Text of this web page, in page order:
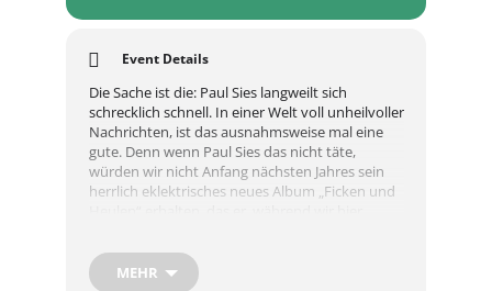
Event Details
Die Sache ist die: Paul Sies langweilt sich
schrecklich schnell. In einer Welt voll unheilvoller
Nachrichten, ist das ausnahmsweise mal eine
gute. Denn wenn Paul Sies das nicht täte,
würden wir nicht Anfang nächsten Jahres sein
herrlich eklektrisches neues Album „Ficken und
Sies ist ein geborener Showman, aber eben auch
ein Geschichtenerzähler, einer, der auf
MEHR